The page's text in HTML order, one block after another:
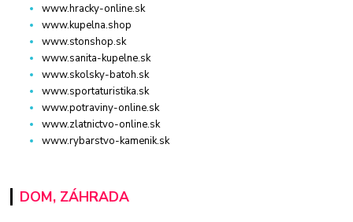
www.hracky-online.sk
www.kupelna.shop
www.stonshop.sk
www.sanita-kupelne.sk
www.skolsky-batoh.sk
www.sportaturistika.sk
www.potraviny-online.sk
www.zlatnictvo-online.sk
www.rybarstvo-kamenik.sk
DOM, ZÁHRADA